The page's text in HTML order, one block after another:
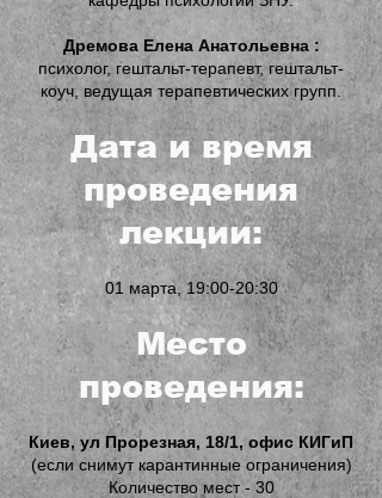
Дремова Елена Анатольевна :
психолог, гештальт-терапевт, гештальт-
коуч, ведущая терапевтических групп.
Дата и время
проведения
лекции:
01 марта, 19:00-20:30
Место
проведения:
Киев, ул Прорезная, 18/1, офис КИГиП
(если снимут карантинные ограничения)
Количество мест - 30